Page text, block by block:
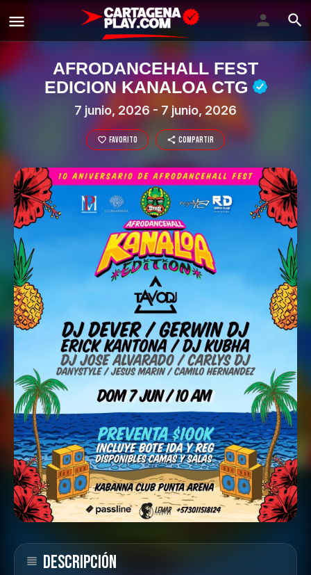
AFRODANCEHALL FEST
EDICION KANALOA CTG
7 junio, 2026 - 7 junio, 2026
Favorito Compartir
DESCRIPCIÓN